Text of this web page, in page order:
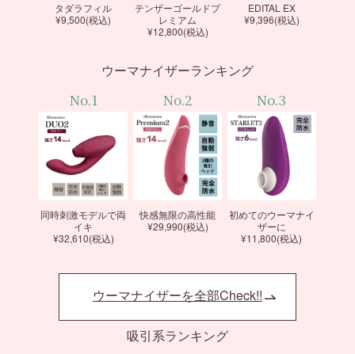
タダラフィル
¥9,500(税込)
テンザーゴールドプ
レミアム
¥12,800(税込)
EDITAL EX
¥9,396(税込)
ウーマナイザーランキング
No.1
同時刺激モデルで両
イキ
¥32,610(税込)
No.2
快感無限の高性能
¥29,990(税込)
No.3
初めてのウーマナイ
ザーに
¥11,800(税込)
ウーマナイザーを全部Check!!
吸引系ランキング